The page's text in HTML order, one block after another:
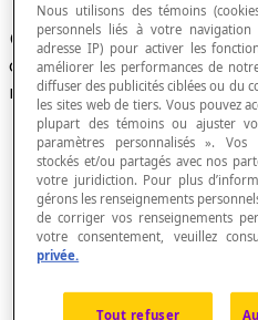
Objet mathématique qui
quantités, des positions,
mesures, etc.
On a souvent tendance
chiffre, particulièrement
radiophoniques,
est une erreur. En fait,
nombres et, dans notre
Nous utilisons des témoins
personnels liés à votre
adresse IP) pour activer les
améliorer les performances de
diffuser des publicités ciblées ou du
les sites web de tiers. Vous pouvez
plupart des témoins ou ajuster
paramètres personnalisés ».
stockés et/ou partagés avec nos
votre juridiction. Pour plus
gérons les renseignements
de corriger vos renseignements
votre consentement, veuillez
privée.
Tout refuser